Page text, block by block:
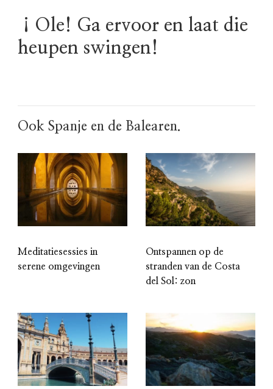
¡Ole! Ga ervoor en laat die
heupen swingen!
Ook Spanje en de Balearen.
Meditatiesessies in
serene omgevingen
Ontspannen op de
stranden van de Costa
del Sol: zon